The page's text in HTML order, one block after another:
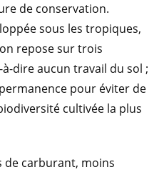
de conservation.
sous les tropiques,
repose sur trois
dire aucun travail du sol ;
pour éviter de
cultivée la plus
de carburant, moins